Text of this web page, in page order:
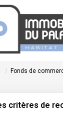
ACHETER
GÉRER
Fonds de
critères de